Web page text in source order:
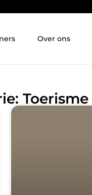
Over ons
Toerisme